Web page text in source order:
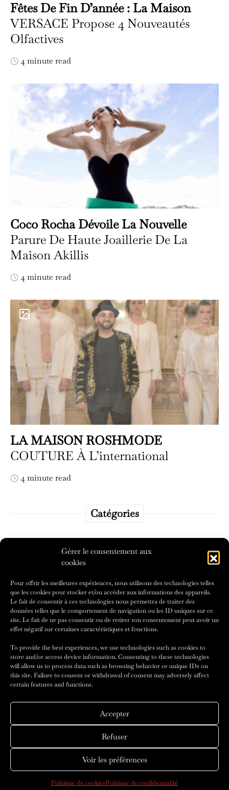
Gérer le consentement aux
cookies
Pour offrir les meilleures expériences, nous utilisons des technologies telles
que les cookies pour stocker et/ou accéder aux informations des appareils.
Le fait de consentir à ces technologies nous permettra de traiter des
données telles que le comportement de navigation ou les ID uniques sur ce
site. Le fait de ne pas consentir ou de retirer son consentement peut avoir un
effet négatif sur certaines caractéristiques et fonctions.
To provide the best experiences, we use technologies such as cookies to
store and/or access device information. Consenting to these technologies
will allow us to process data such as browsing behavior or unique IDs on
this site. Failure to consent or withdrawal of consent may adversely affect
certain features and functions.
Accepter
Refuser
Voir les préférences
Politique de cookiesPolitique de confidentialité
Fêtes De Fin D’année : La Maison
VERSACE Propose 4 Nouveautés
Olfactives
4 minute read
Coco Rocha Dévoile La Nouvelle
Parure De Haute Joaillerie De La
Maison Akillis
4 minute read
LA MAISON ROSHMODE
COUTURE À L’international
4 minute read
Catégories
© 2026 - AMILCAR FASHION MAGAZINE - Designed & Developed by
Amilcar Magazine GroupEditor : Agence Médiane
Nos magazines